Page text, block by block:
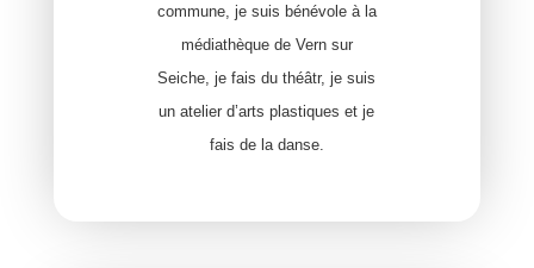
commune, je suis bénévole à la
médiathèque de Vern sur
Seiche, je fais du théâtr, je suis
un atelier d’arts plastiques et je
fais de la danse.